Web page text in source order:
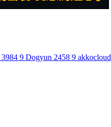
3984 9 Dogyun 2458 9 akkocloud